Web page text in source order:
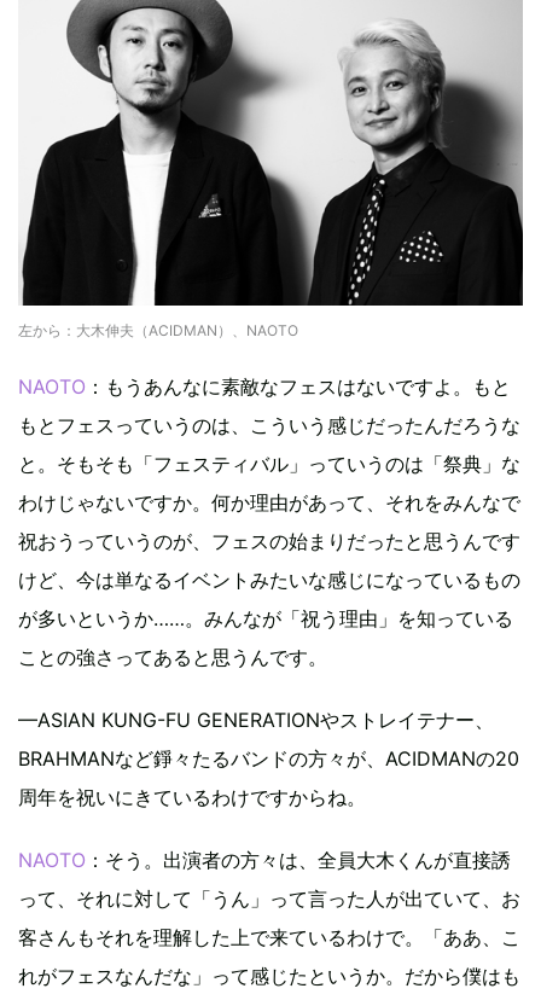
左から：大木伸夫（ACIDMAN）、NAOTO
NAOTO ：もうあんなに素敵なフェスはないですよ。もと
もとフェスっていうのは、こういう感じだったんだろうな
と。そもそも「フェスティバル」っていうのは「祭典」な
わけじゃないですか。何か理由があって、それをみんなで
祝おうっていうのが、フェスの始まりだったと思うんです
けど、今は単なるイベントみたいな感じになっているもの
が多いというか……。みんなが「祝う理由」を知っている
ことの強さってあると思うんです。
—ASIAN KUNG-FU GENERATIONやストレイテナー、
BRAHMANなど錚々たるバンドの方々が、ACIDMANの20
周年を祝いにきているわけですからね。
NAOTO ：そう。出演者の方々は、全員大木くんが直接誘
って、それに対して「うん」って言った人が出ていて、お
客さんもそれを理解した上で来ているわけで。「ああ、こ
れがフェスなんだな」って感じたというか。だから僕はも